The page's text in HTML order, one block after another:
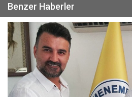
Benzer Haberler